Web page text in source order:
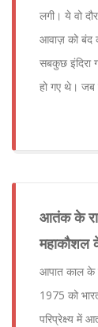
लगी। ये वो
आवाज़ को बंद
सबकुछ इंदिरा
हो गए थे।
आतंक के
महाकौशल
आपात काल के
1975 को
परिप्रेक्ष्य में